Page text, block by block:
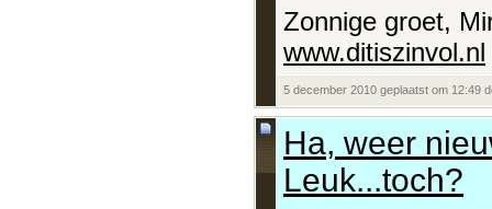
Zonnige groet,
www.ditiszinvol.nl
5 december 2010 geplaatst om 12:49
Ha, weer
Leuk...toch?